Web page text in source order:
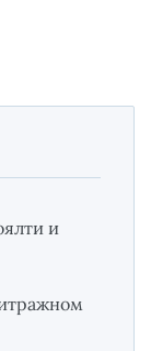
и